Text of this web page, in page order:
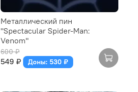
Металлический пин
"Spectacular Spider-Man:
Venom"
600 ₽
549 ₽ Доны: 530 ₽